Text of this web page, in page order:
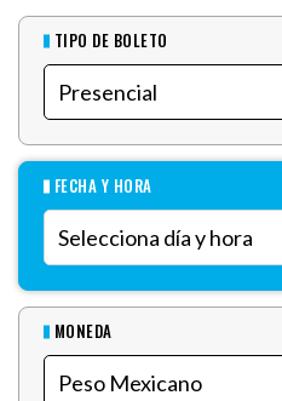
TIPO DE BOLETO
FECHA Y HORA
MONEDA